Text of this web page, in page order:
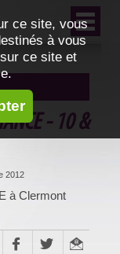
ce site, vous
à vous
ce site et
- 10 &
2012
à Clermont